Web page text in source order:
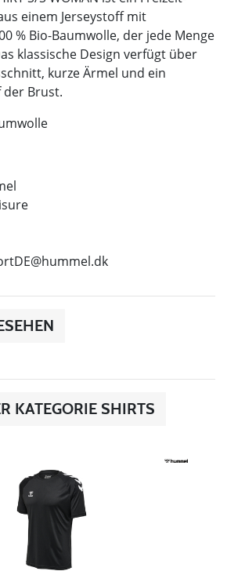
einem Jerseystoff mit
% Bio-Baumwolle, der jede Menge
klassische Design verfügt über
kurze Ärmel und ein
der Brust.
KATEGORIE SHIRTS